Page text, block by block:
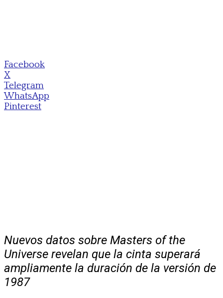
Facebook
X
Telegram
WhatsApp
Pinterest
Nuevos datos sobre Masters of the
Universe revelan que la cinta superará
ampliamente la duración de la versión de
1987